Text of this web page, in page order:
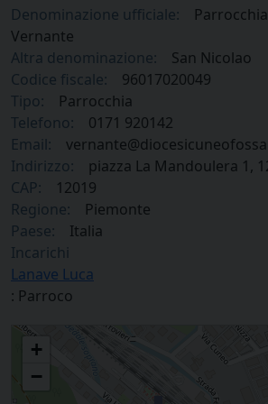
Denominazione ufficiale:
Vernante
Altra denominazione:
San Nicolao
Codice fiscale:
96017020049
Tipo:
Parrocchia
Telefono:
0171 920142
Email:
Indirizzo:
piazza La Mandoulera 1,
CAP:
12019
Regione:
Piemonte
Paese:
Italia
Incarichi
Lanave Luca
: Parroco
Parrocchia San Nicolao in Vernante
+
−